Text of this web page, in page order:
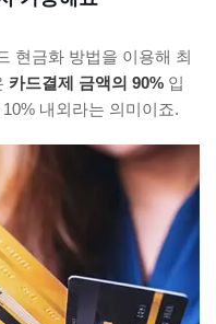
현금화 방법을 이용해 최
카드결제 금액의 90% 입
10% 내외라는 의미이죠.